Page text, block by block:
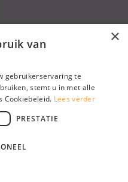
Boer Noten
×
van
gebruikerservaring te
stemt u in met alle
Cookiebeleid. Lees verder
PRESTATIE